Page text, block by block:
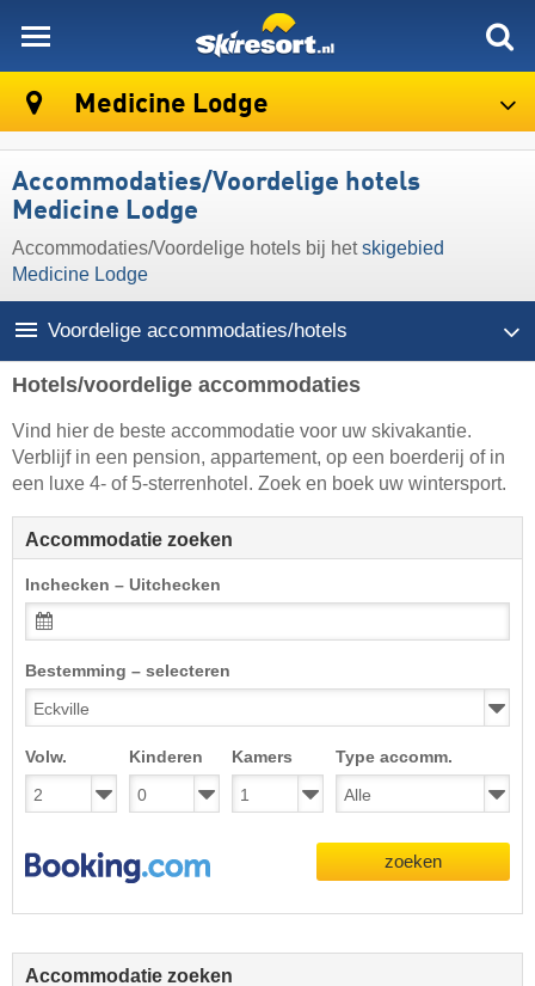
Medicine Lodge
Accommodaties/Voordelige hotels
Medicine Lodge
Accommodaties/Voordelige hotels bij hetskigebied
Medicine Lodge
Voordelige accommodaties/hotels
Hotels/voordelige accommodaties
Vind hier de beste accommodatie voor uw skivakantie.
Verblijf in een pension, appartement, op een boerderij of in
een luxe 4- of 5-sterrenhotel. Zoek en boek uw wintersport.
Accommodatie zoeken
Inchecken – Uitchecken
Bestemming – selecteren
Volw. Kinderen Kamers Type accomm.
zoeken
Accommodatie zoeken